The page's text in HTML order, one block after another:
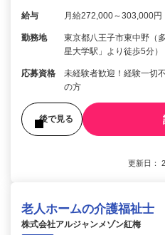
給与 月給272,000～303,000
勤務地
東京都八王子市東中野（
星大学駅」より徒歩5分）
応募資格
未経験者歓迎！経験一切
の方
後で見る
更新日：
老人ホームの介護福祉士
株式会社アルジャンメゾン紅梅